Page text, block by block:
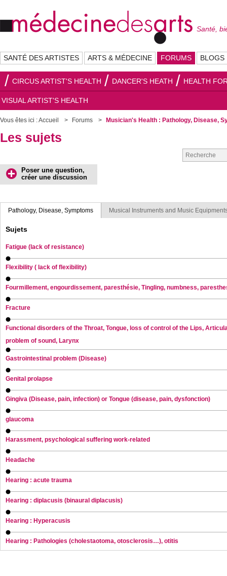
Santé,
SANTÉ DES ARTISTES ARTS & MÉDECINE FORUMS BLOGS
CIRCUS ARTIST'S HEALTH DANCER'S HEATH HEALTH
VISUAL ARTIST'S HEALTH
Vous êtes ici :Accueil Forums Musician's Health : Pathology, Disease,
Les sujets
Poser une question,
créer une discussion
Pathology, Disease, Symptoms Musical Instruments and Music
Sujets
Fatigue (lack of resistance)
Flexibility ( lack of flexibility)
Fourmillement, engourdissement, paresthésie, Tingling, numbness,
Fracture
Functional disorders of the Throat, Tongue, loss of control of the Lips,
problem of sound, Larynx
Gastrointestinal problem (Disease)
Genital prolapse
Gingiva (Disease, pain, infection) or Tongue (disease, pain, dysfonction)
glaucoma
Harassment, psychological suffering work-related
Headache
Hearing : acute trauma
Hearing : diplacusis (binaural diplacusis)
Hearing : Hyperacusis
Hearing : Pathologies (cholestaotoma, otosclerosis…), otitis